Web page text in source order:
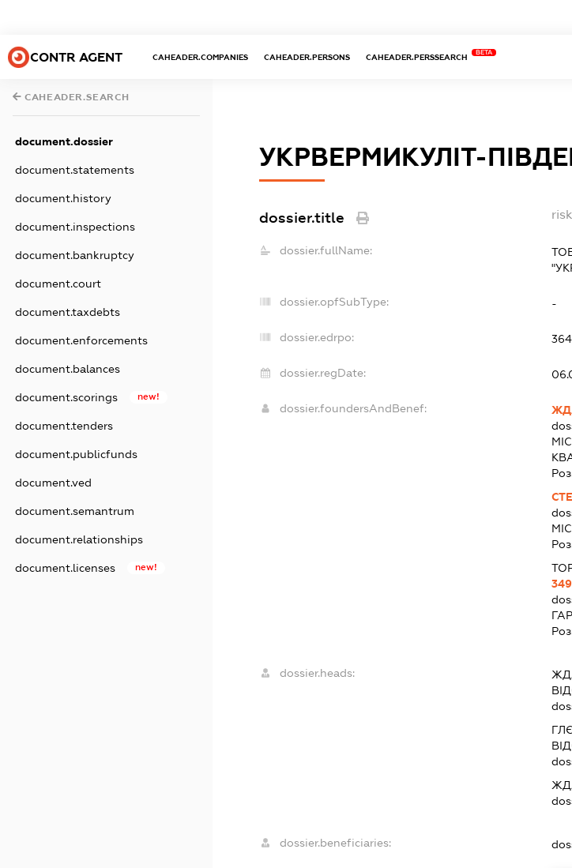
CONTR AGENT CAHEADER.COMPANIES CAHEADER.PERSONS CAHEADER.PERSSEARCH
BETA
CAHEADER.SEARCH
document.dossier
document.statements
document.history
document.inspections
document.bankruptcy
document.court
document.taxdebts
document.enforcements
document.balances
document.scorings new!
document.tenders
document.publicfunds
document.ved
document.semantrum
document.relationships
document.licenses new!
УКРВЕРМИКУЛІТ-
dossier.title
dossier.fullName:
dossier.opfSubType: -
dossier.edrpo:
dossier.regDate:
dossier.foundersAndBenef:
dossier.heads:
dossier.beneficiaries: